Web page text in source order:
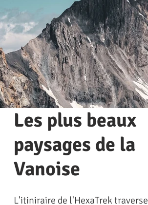
Les plus beaux
paysages de la
Vanoise
L'itiniraire de l'HexaTrek traverse